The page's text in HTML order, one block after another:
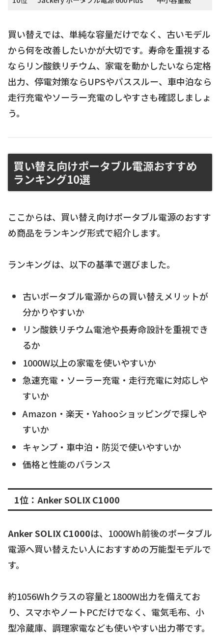
買い替えでは、単純な容量だけでなく、古いモデル
から何を改善したいかが大切です。寿命を重視する
ならリン酸鉄リチウム、家電を動かしたいなら定格
出力、停電対策ならUPSやパススルー、車中泊なら
走行充電やソーラー充電のしやすさも確認しましょ
う。
買い替え向けポータブル電源おすすめ
ランキング10選
ここからは、買い替え向けポータブル電源のおすす
め商品をランキング形式で紹介します。
ランキングは、以下の基準で選びました。
古いポータブル電源からの買い替えメリットが
分かりやすいか
リン酸鉄リチウム電池や長寿命設計を重視でき
るか
1000W以上の家電を使いやすいか
急速充電・ソーラー充電・走行充電に対応しや
すいか
Amazon・楽天・Yahooショッピングで探しや
すいか
キャンプ・車中泊・防災で使いやすいか
価格と性能のバランス
1位：Anker SOLIX C1000
Anker SOLIX C1000は、1000Wh前後のポータブル
電源へ買い替えたい人におすすめの万能型モデルで
す。
約1056Whクラスの容量と1800W出力を備えてお
り、スマホやノートPCだけでなく、電気毛布、小
型冷蔵庫、調理家電なども使いやすい出力帯です。